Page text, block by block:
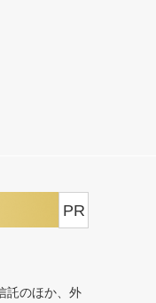
PR
託のほか、外